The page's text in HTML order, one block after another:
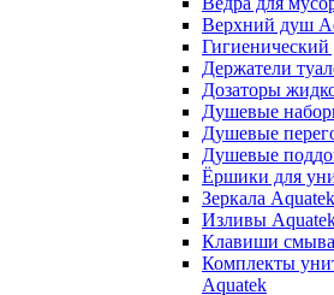
Верхний душ
Держатели
Дозаторы
Душевые
Душевые
Душевые
Ёршики для
Зеркала Aquatek
Изливы
Клавиши
Комплекты
Aquatek